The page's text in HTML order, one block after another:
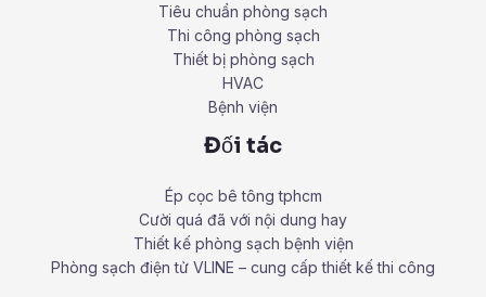
Tiêu chuẩn phòng sạch
Thi công phòng sạch
Thiết bị phòng sạch
HVAC
Bệnh viện
Đối tác
Ép cọc bê tông tphcm
Cười quá đã với nội dung hay
Thiết kế phòng sạch bệnh viện
Phòng sạch điện tử VLINE – cung cấp thiết kế thi công